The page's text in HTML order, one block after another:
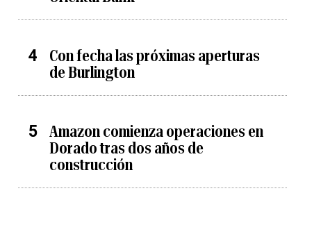
Con fecha las próximas aperturas
de Burlington
Amazon comienza operaciones en
Dorado tras dos años de
construcción